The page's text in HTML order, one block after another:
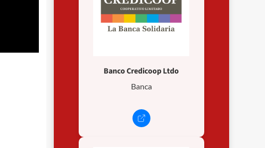
Banco Credicoop Ltdo
Banca